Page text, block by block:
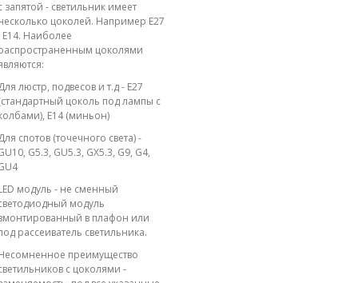
запятой - светильник имеет
цоколей. Например E27
E14. Наиболее
цоколями
люстр, подвесов и т.д - E27
цоколь под лампы с
E14 (миньон)
спотов (точечного света) -
G5.3, GU5.3, GX5.3, G9, G4,
модуль - не сменный
модуль
в плафон или
рассеиватель светильника.
преимущество
с цоколями -